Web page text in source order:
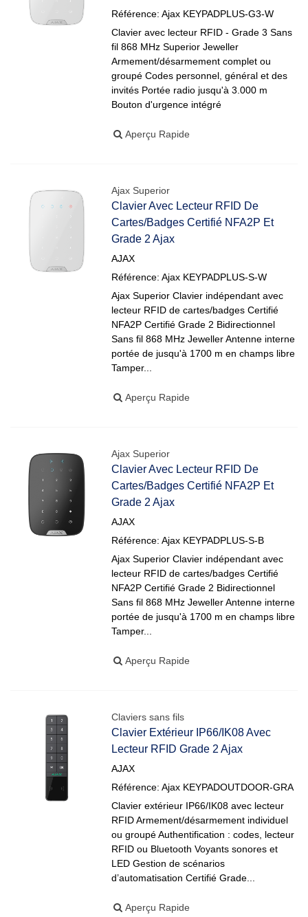
Référence: Ajax KEYPADPLUS-G3-W
Clavier avec lecteur RFID - Grade 3 Sans
fil 868 MHz Superior Jeweller
Armement/désarmement complet ou
groupé Codes personnel, général et des
invités Portée radio jusqu'à 3.000 m
Bouton d'urgence intégré
Aperçu Rapide
Ajax Superior
Clavier Avec Lecteur RFID De
Cartes/badges Certifié NFA2P Et
Grade 2 Ajax
AJAX
Référence: Ajax KEYPADPLUS-S-W
Ajax Superior Clavier indépendant avec
lecteur RFID de cartes/badges Certifié
NFA2P Certifié Grade 2 Bidirectionnel
Sans fil 868 MHz Jeweller Antenne interne
portée de jusqu'à 1700 m en champs libre
Tamper...
Aperçu Rapide
Ajax Superior
Clavier Avec Lecteur RFID De
Cartes/badges Certifié NFA2P Et
Grade 2 Ajax
AJAX
Référence: Ajax KEYPADPLUS-S-B
Ajax Superior Clavier indépendant avec
lecteur RFID de cartes/badges Certifié
NFA2P Certifié Grade 2 Bidirectionnel
Sans fil 868 MHz Jeweller Antenne interne
portée de jusqu'à 1700 m en champs libre
Tamper...
Aperçu Rapide
Claviers sans fils
Clavier Extérieur IP66/IK08 Avec
Lecteur RFID Grade 2 Ajax
AJAX
Référence: Ajax KEYPADOUTDOOR-GRA
Clavier extérieur IP66/IK08 avec lecteur
RFID Armement/désarmement individuel
ou groupé Authentification : codes, lecteur
RFID ou Bluetooth Voyants sonores et
LED Gestion de scénarios
d’automatisation Certifié Grade...
Aperçu Rapide